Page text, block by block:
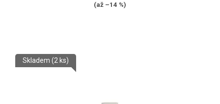
(až –14 %)
Skladem (2 ks)